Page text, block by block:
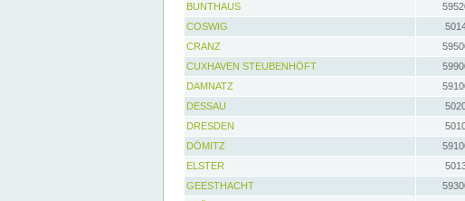
BUNTHAUS
COSWIG
CRANZ
CUXHAVEN STEUBENHÖFT
DAMNATZ
DESSAU
DRESDEN
DÖMITZ
ELSTER
GEESTHACHT